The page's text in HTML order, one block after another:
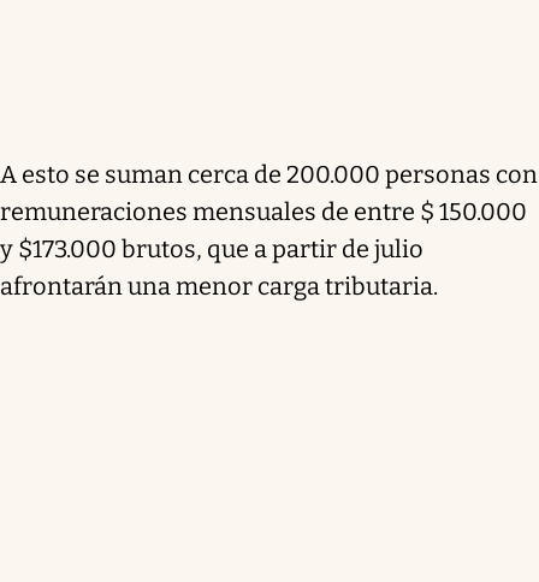
A esto se suman cerca de 200.000 personas con
remuneraciones mensuales de entre $ 150.000
y $173.000 brutos, que a partir de julio
afrontarán una menor carga tributaria.